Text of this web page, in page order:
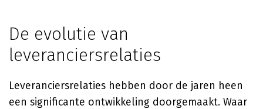
De evolutie van
leveranciersrelaties
Leveranciersrelaties hebben door de jaren heen
een significante ontwikkeling doorgemaakt. Waar